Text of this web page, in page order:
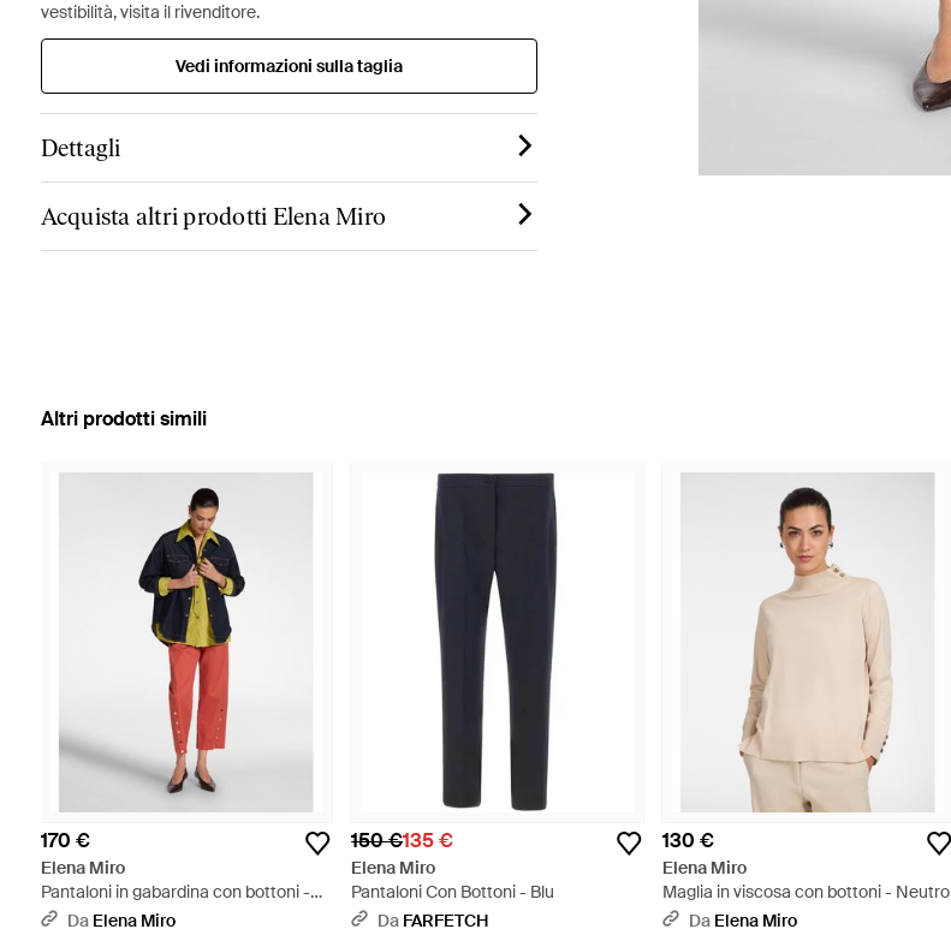
vestibilità, visita il rivenditore.
Vedi informazioni sulla taglia
Dettagli
Acquista altri prodotti Elena Miro
Altri prodotti simili
170 €
Elena Miro
Pantaloni in gabardina con bottoni -
Rosso
Da Elena Miro
150 €135 €
Elena Miro
Pantaloni Con Bottoni - Blu
Da FARFETCH
130 €
Elena Miro
Maglia in viscosa con bottoni - Neutro
Da Elena Miro